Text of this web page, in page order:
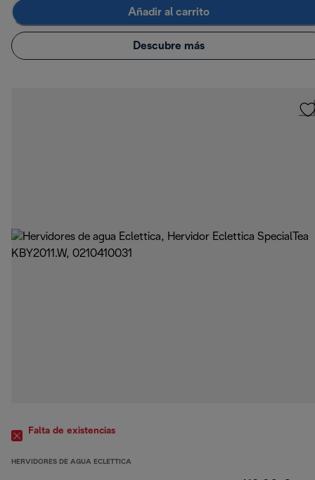
Añadir al carrito
Descubre más
Falta de existencias
HERVIDORES DE AGUA ECLETTICA